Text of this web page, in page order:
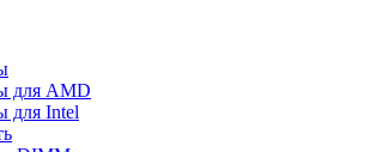
для AMD
для Intel